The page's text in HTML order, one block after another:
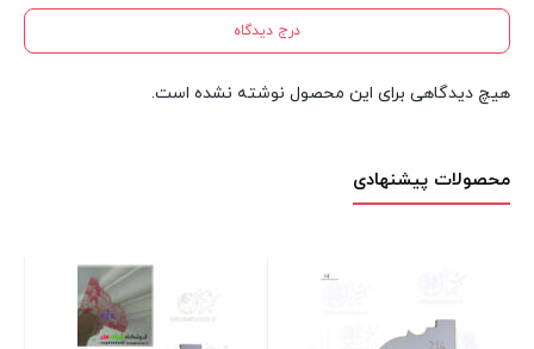
درج دیدگاه
هیچ دیدگاهی برای این محصول نوشته نشده است.
محصولات پیشنهادی